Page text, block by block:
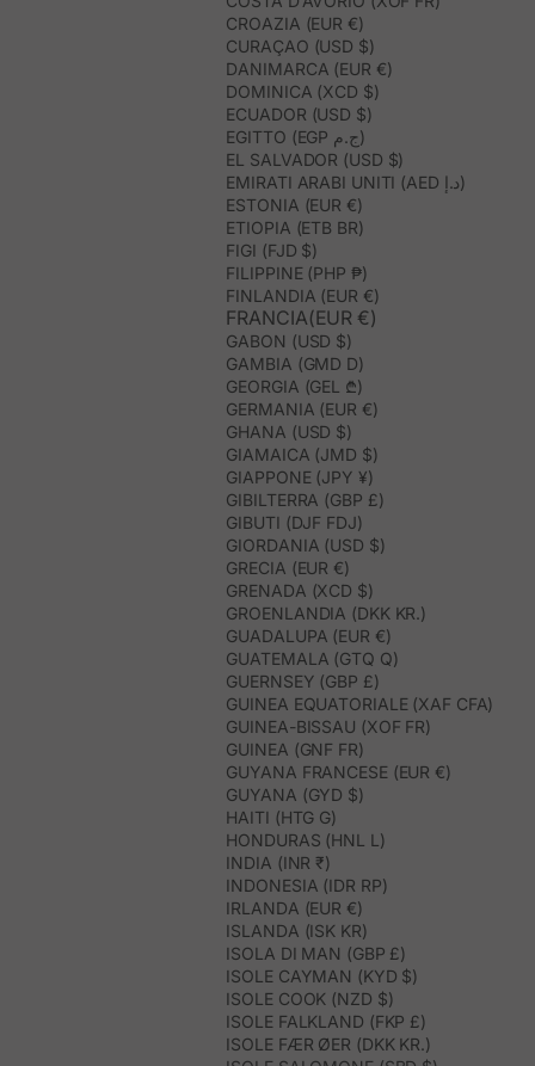
CROAZIA (EUR €)
CURAÇAO (USD $)
DANIMARCA (EUR €)
DOMINICA (XCD $)
ECUADOR (USD $)
EGITTO (EGP ج.م)
EL SALVADOR (USD $)
EMIRATI ARABI UNITI (AED د.إ)
ESTONIA (EUR €)
ETIOPIA (ETB BR)
FIGI (FJD $)
FILIPPINE (PHP ₱)
FINLANDIA (EUR €)
FRANCIA(EUR €)
GABON (USD $)
GAMBIA (GMD D)
GEORGIA (GEL ₾)
GERMANIA (EUR €)
GHANA (USD $)
GIAMAICA (JMD $)
GIAPPONE (JPY ¥)
GIBILTERRA (GBP £)
GIBUTI (DJF FDJ)
GIORDANIA (USD $)
GRECIA (EUR €)
GRENADA (XCD $)
GROENLANDIA (DKK KR.)
GUADALUPA (EUR €)
GUATEMALA (GTQ Q)
GUERNSEY (GBP £)
GUINEA EQUATORIALE (XAF CFA)
GUINEA-BISSAU (XOF FR)
GUINEA (GNF FR)
GUYANA FRANCESE (EUR €)
GUYANA (GYD $)
HAITI (HTG G)
HONDURAS (HNL L)
INDIA (INR ₹)
INDONESIA (IDR RP)
IRLANDA (EUR €)
ISLANDA (ISK KR)
ISOLA DI MAN (GBP £)
ISOLE CAYMAN (KYD $)
ISOLE COOK (NZD $)
ISOLE FALKLAND (FKP £)
ISOLE FÆR ØER (DKK KR.)